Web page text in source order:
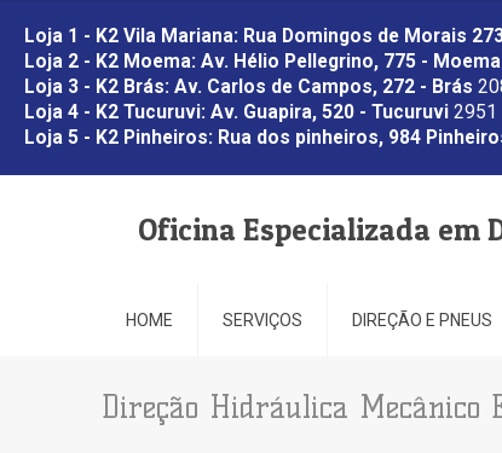
Loja 1 - K2 Vila Mariana: Rua Domingos de Morais
Loja 2 - K2 Moema: Av. Hélio Pellegrino, 775 - Moema
Loja 3 - K2 Brás: Av. Carlos de Campos, 272 - Brás
Loja 4 - K2 Tucuruvi: Av. Guapira, 520 - Tucuruvi 2951
Loja 5 - K2 Pinheiros: Rua dos pinheiros, 984
Oficina Especializada em
HOME SERVIÇOS DIREÇÃO E PNEUS
Direção Hidráulica Mecânico